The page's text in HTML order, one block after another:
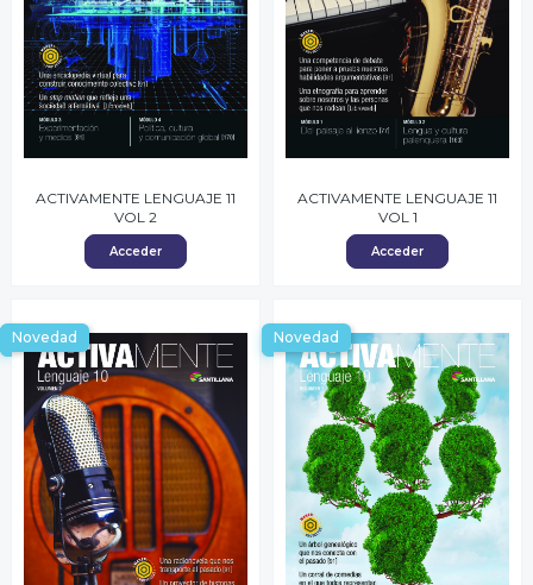
ACTIVAMENTE LENGUAJE 11
VOL 2
Acceder
ACTIVAMENTE LENGUAJE 11
VOL 1
Acceder
Novedad Novedad